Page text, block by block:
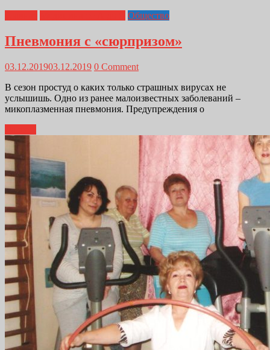
Общество
Пневмония с «сюрпризом»
03.12.201903.12.2019 0 Comment
В сезон простуд о каких только страшных вирусах не
услышишь. Одно из ранее малоизвестных заболеваний –
микоплазменная пневмония. Предупреждения о